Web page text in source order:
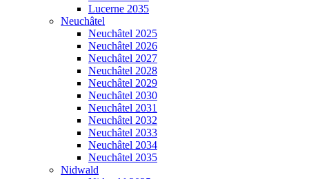
Lucerne 2035
Neuchâtel
Neuchâtel 2025
Neuchâtel 2026
Neuchâtel 2027
Neuchâtel 2028
Neuchâtel 2029
Neuchâtel 2030
Neuchâtel 2031
Neuchâtel 2032
Neuchâtel 2033
Neuchâtel 2034
Neuchâtel 2035
Nidwald